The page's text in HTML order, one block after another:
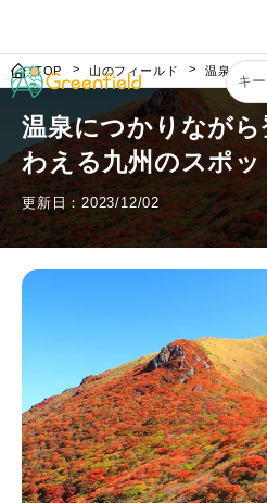
TOP 山のフィールド 温泉につ
温泉につかりなが
わえる九州のスポ
更新日：2023/12/02